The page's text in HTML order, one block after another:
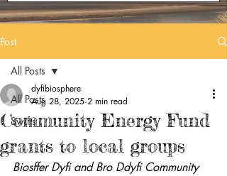
Post
All Posts
Swifts
All Posts
Community Energy Fund
grants to local groups
dyfibiosphere
Aug 28, 2025 2 min read
Biosffer Dyfi and Bro Ddyfi Community